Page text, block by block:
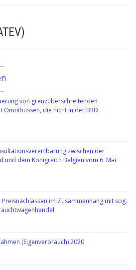
von grenzüberschreitenden
die nicht in der BRD
zwischen der
und dem Königreich Belgien vom 6. Mai
im Zusammenhang mit sog.
(Eigenverbrauch) 2020